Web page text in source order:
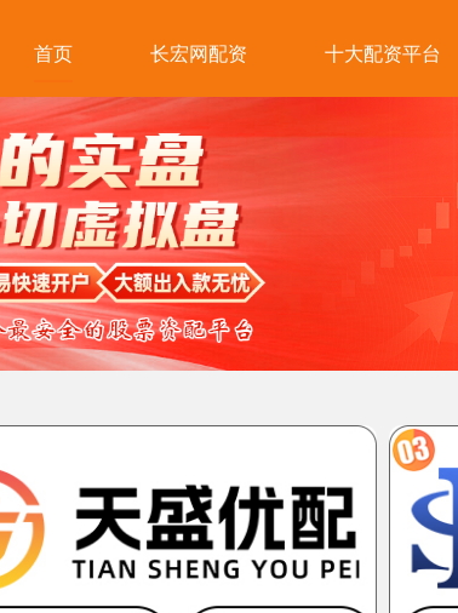
首页 长宏网配资 十大配资平台